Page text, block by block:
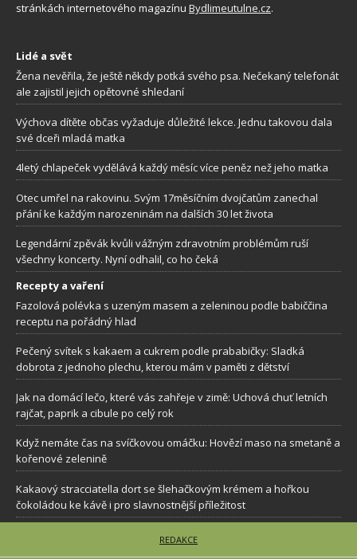
stránkách internetového magazínu Bydlimeutulne.cz.
Lidé a svět
Žena nevěřila, že ještě někdy potká svého psa. Nečekaný telefonát
ale zajistil jejich opětovné shledaní
Výchova dítěte občas vyžaduje důležité lekce. Jednu takovou dala
své dceři mladá matka
4letý chlapeček vydělává každý měsíc více peněz než jeho matka
Otec umřel na rakovinu. Svým 17měsíčním dvojčatům zanechal
přání ke každým narozeninám na dalších 30 let života
Legendární zpěvák kvůli vážným zdravotním problémům ruší
všechny koncerty. Nyní odhalil, co ho čeká
Recepty a vaření
Fazolová polévka s uzeným masem a zeleninou podle babiččina
receptu na pořádný hlad
Pečený svítek s kakaem a cukrem podle prababičky: Sladká
dobrota z jednoho plechu, kterou mám v paměti z dětství
Jak na domácí lečo, které vás zahřeje v zimě: Uchová chuť letních
rajčat, paprik a cibule po celý rok
Když nemáte čas na svíčkovou omáčku: Hovězí maso na smetaně a
kořenové zelenině
Kakaový stracciatella dort se šlehačkovým krémem a hořkou
čokoládou ke kávě i pro slavnostnější příležitost
REDAKCE